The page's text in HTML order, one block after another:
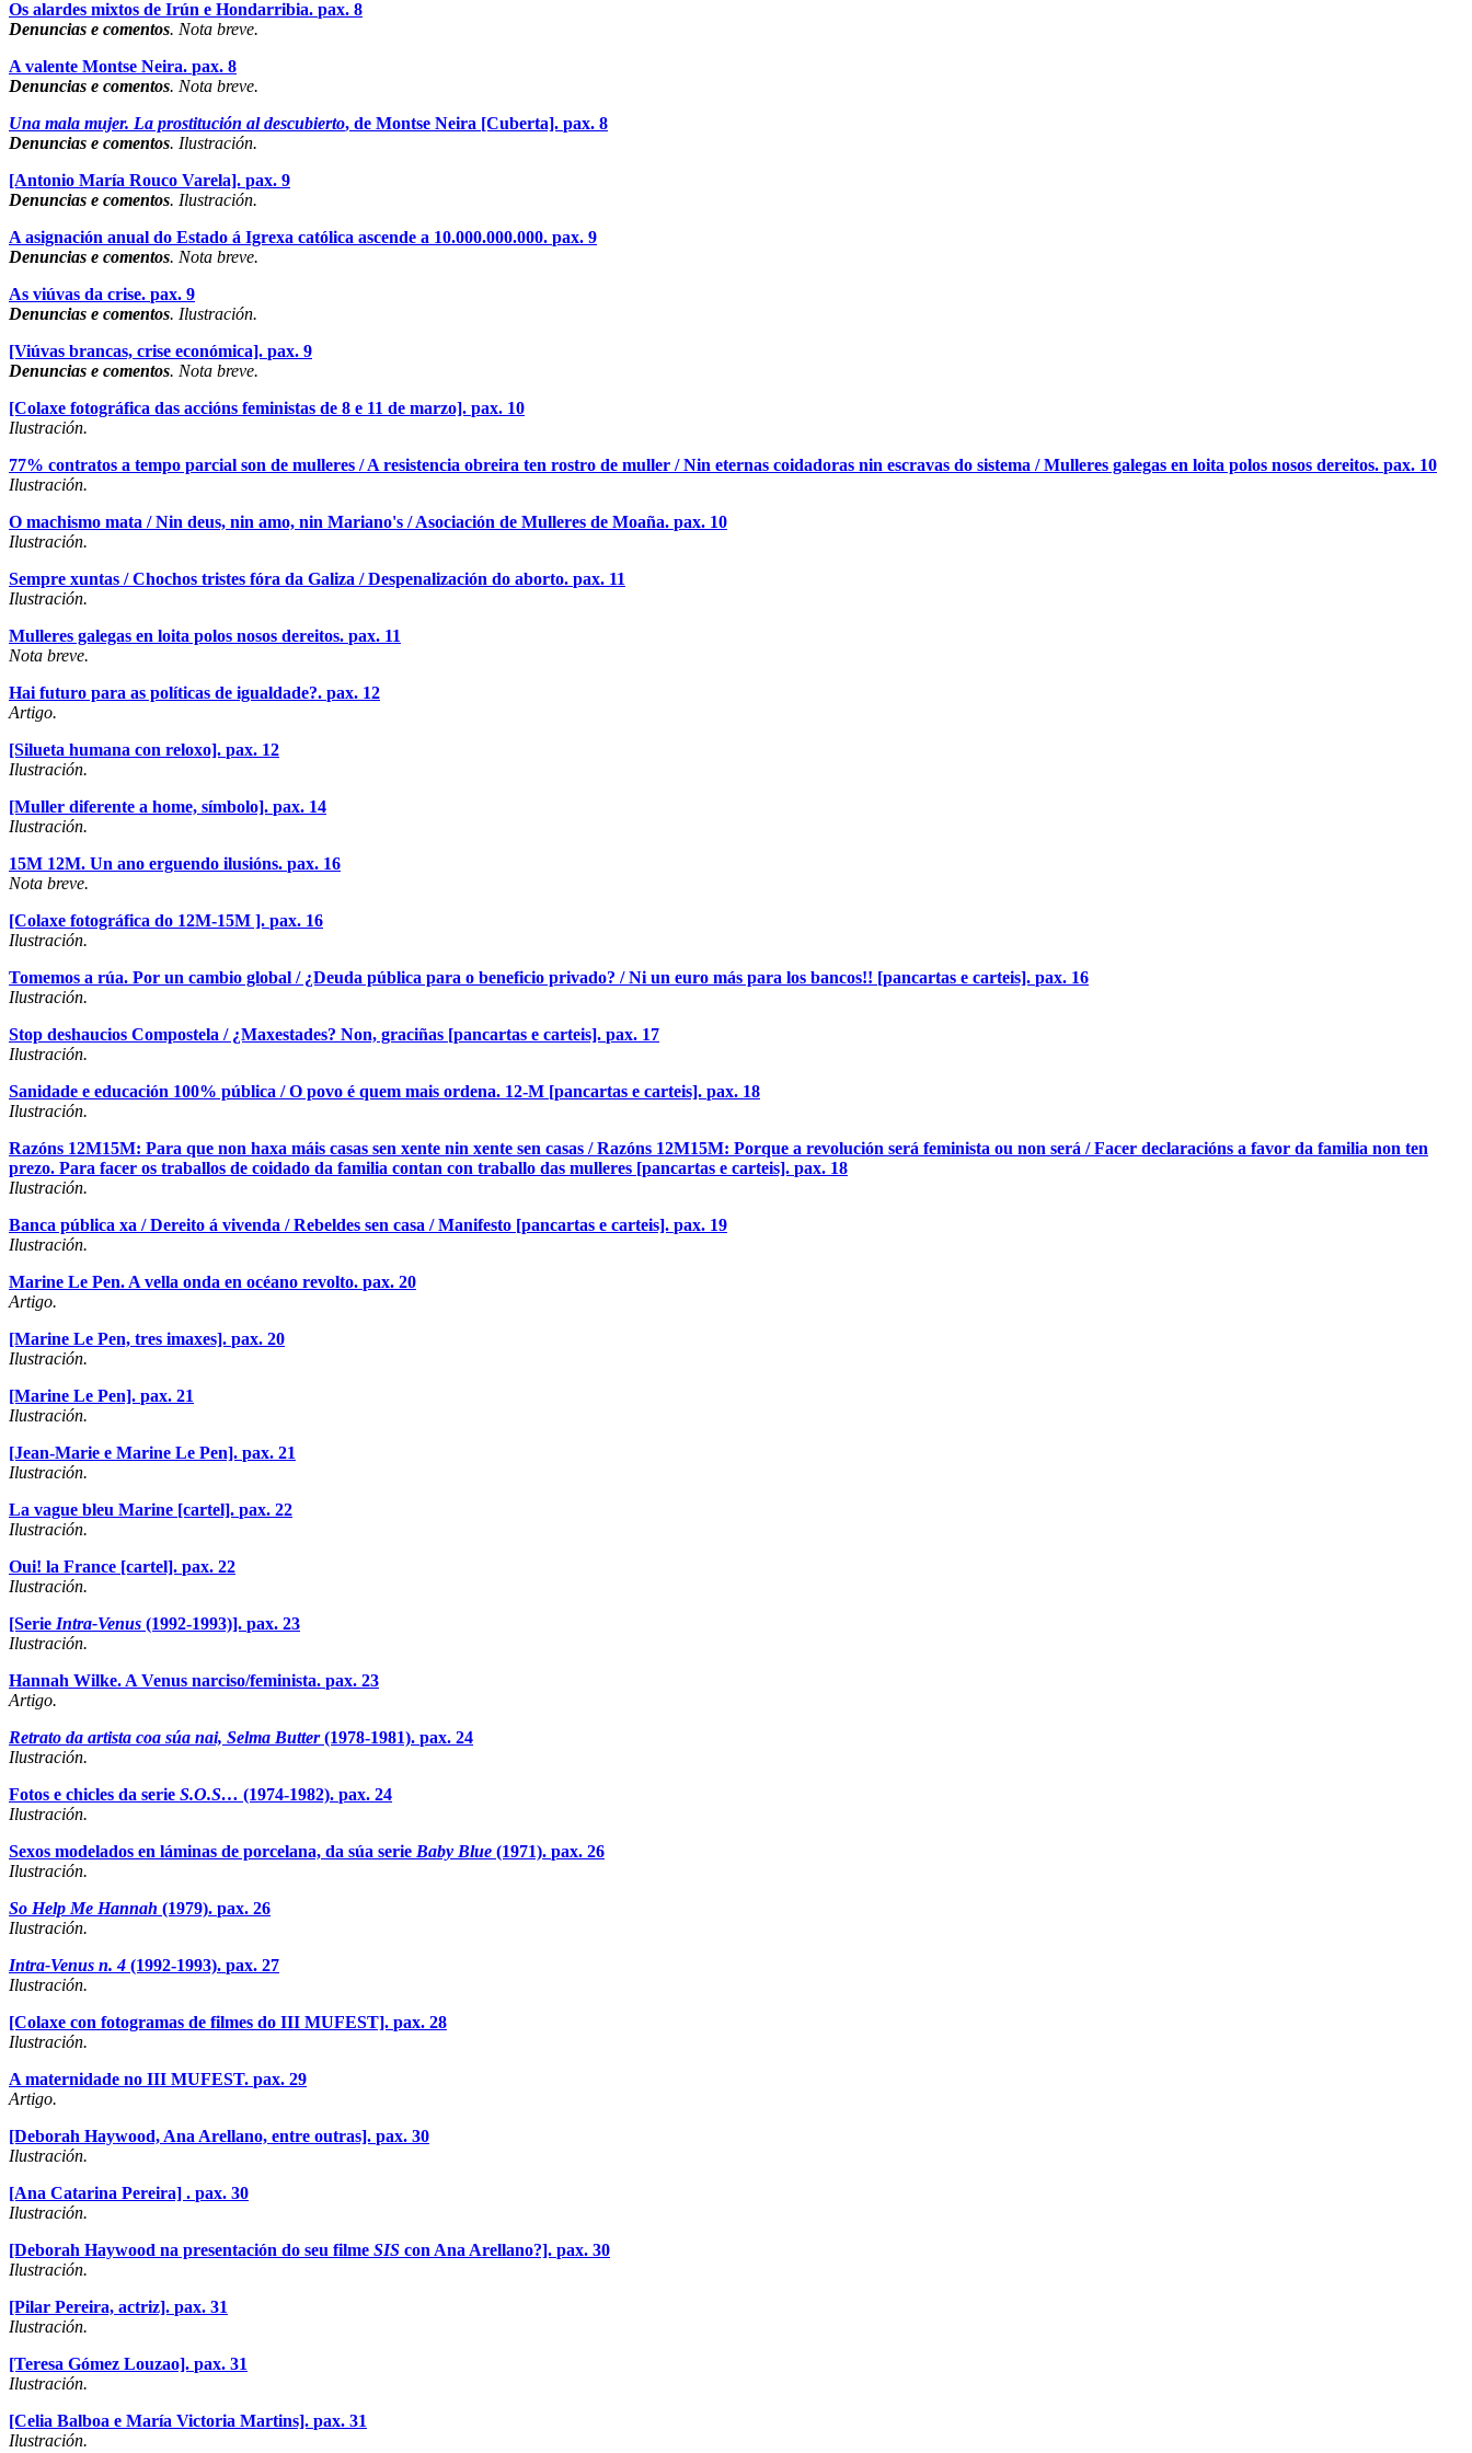
Os alardes mixtos de Irún e Hondarribia. pax. 8
Denuncias e comentos. Nota breve.
A valente Montse Neira. pax. 8
Denuncias e comentos. Nota breve.
Una mala mujer. La prostitución al descubierto, de Montse Neira [Cuberta]. pax. 8
Denuncias e comentos. Ilustración.
[Antonio María Rouco Varela]. pax. 9
Denuncias e comentos. Ilustración.
A asignación anual do Estado á Igrexa católica ascende a 10.000.000.000. pax. 9
Denuncias e comentos. Nota breve.
As viúvas da crise. pax. 9
Denuncias e comentos. Ilustración.
[Viúvas brancas, crise económica]. pax. 9
Denuncias e comentos. Nota breve.
[Colaxe fotográfica das accións feministas de 8 e 11 de marzo]. pax. 10
Ilustración.
77% contratos a tempo parcial son de mulleres / A resistencia obreira ten rostro de muller / Nin eternas coidadoras nin escravas do sistema / Mulleres galegas en loita polos nosos dereitos. pax. 10
Ilustración.
O machismo mata / Nin deus, nin amo, nin Mariano's / Asociación de Mulleres de Moaña. pax. 10
Ilustración.
Sempre xuntas / Chochos tristes fóra da Galiza / Despenalización do aborto. pax. 11
Ilustración.
Mulleres galegas en loita polos nosos dereitos. pax. 11
Nota breve.
Hai futuro para as políticas de igualdade?. pax. 12
Artigo.
[Silueta humana con reloxo]. pax. 12
Ilustración.
[Muller diferente a home, símbolo]. pax. 14
Ilustración.
15M 12M. Un ano erguendo ilusións. pax. 16
Nota breve.
[Colaxe fotográfica do 12M-15M ]. pax. 16
Ilustración.
Tomemos a rúa. Por un cambio global / ¿Deuda pública para o beneficio privado? / Ni un euro más para los bancos!! [pancartas e carteis]. pax. 16
Ilustración.
Stop deshaucios Compostela / ¿Maxestades? Non, graciñas [pancartas e carteis]. pax. 17
Ilustración.
Sanidade e educación 100% pública / O povo é quem mais ordena. 12-M [pancartas e carteis]. pax. 18
Ilustración.
Razóns 12M15M: Para que non haxa máis casas sen xente nin xente sen casas / Razóns 12M15M: Porque a revolución será feminista ou non será / Facer declaracións a favor da familia non ten
prezo. Para facer os traballos de coidado da familia contan con traballo das mulleres [pancartas e carteis]. pax. 18
Ilustración.
Banca pública xa / Dereito á vivenda / Rebeldes sen casa / Manifesto [pancartas e carteis]. pax. 19
Ilustración.
Marine Le Pen. A vella onda en océano revolto. pax. 20
Artigo.
[Marine Le Pen, tres imaxes]. pax. 20
Ilustración.
[Marine Le Pen]. pax. 21
Ilustración.
[Jean-Marie e Marine Le Pen]. pax. 21
Ilustración.
La vague bleu Marine [cartel]. pax. 22
Ilustración.
Oui! la France [cartel]. pax. 22
Ilustración.
[Serie Intra-Venus (1992-1993)]. pax. 23
Ilustración.
Hannah Wilke. A Venus narciso/feminista. pax. 23
Artigo.
Retrato da artista coa súa nai, Selma Butter(1978-1981). pax. 24
Ilustración.
Fotos e chicles da serie S.O.S… (1974-1982). pax. 24
Ilustración.
Sexos modelados en láminas de porcelana, da súa serie Baby Blue (1971). pax. 26
Ilustración.
So Help Me Hannah (1979). pax. 26
Ilustración.
Intra-Venus n. 4 (1992-1993). pax. 27
Ilustración.
[Colaxe con fotogramas de filmes do III MUFEST]. pax. 28
Ilustración.
A maternidade no III MUFEST. pax. 29
Artigo.
[Deborah Haywood, Ana Arellano, entre outras]. pax. 30
Ilustración.
[Ana Catarina Pereira] . pax. 30
Ilustración.
[Deborah Haywood na presentación do seu filme SIS con Ana Arellano?]. pax. 30
Ilustración.
[Pilar Pereira, actriz]. pax. 31
Ilustración.
[Teresa Gómez Louzao]. pax. 31
Ilustración.
[Celia Balboa e María Victoria Martins]. pax. 31
Ilustración.